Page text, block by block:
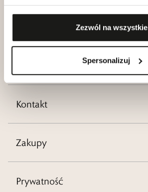
Zezwól na wszystkie
Spersonalizuj
Kontakt
Zakupy
Prywatność